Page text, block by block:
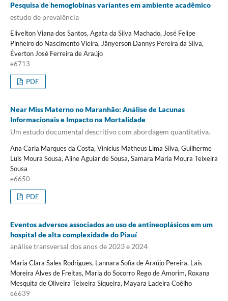
Pesquisa de hemoglobinas variantes em ambiente acadêmico
estudo de prevalência
Elivelton Viana dos Santos, Agata da Silva Machado, José Felipe
Pinheiro do Nascimento Vieira, Jânyerson Dannys Pereira da Silva,
Éverton José Ferreira de Araújo
e6713
PDF
Near Miss Materno no Maranhão: Análise de Lacunas
Informacionais e Impacto na Mortalidade
Um estudo documental descritivo com abordagem quantitativa.
Ana Carla Marques da Costa, Vinícius Matheus Lima Silva, Guilherme
Luìs Moura Sousa, Aline Aguiar de Sousa, Samara Maria Moura Teixeira
Sousa
e6650
PDF
Eventos adversos associados ao uso de antineoplásicos em um
hospital de alta complexidade do Piauí
análise transversal dos anos de 2023 e 2024
Maria Clara Sales Rodrigues, Lannara Sofia de Araújo Pereira, Laís
Moreira Alves de Freitas, Maria do Socorro Rego de Amorim, Roxana
Mesquita de Oliveira Teixeira Siqueira, Mayara Ladeira Coêlho
e6639